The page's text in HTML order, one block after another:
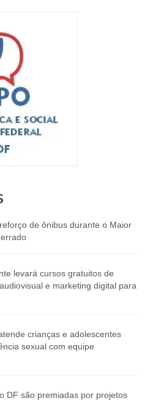
de ônibus durante o Maior
levará cursos gratuitos de
e marketing digital para
crianças e adolescentes
sexual com equipe
DF são premiadas por projetos